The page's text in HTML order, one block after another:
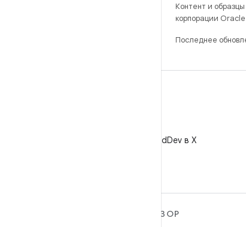
Контент и
корпорации
Последнее
Читайте @AndroidDev в X
ОБЗОР